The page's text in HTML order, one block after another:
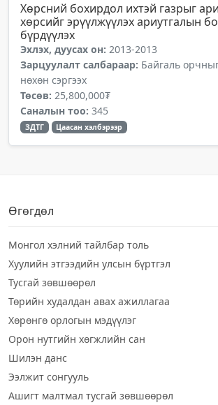
Хөрсний бохирдол ихтэй газрыг
хөрсийг эрүүлжүүлэх ариутгалын
бүрдүүлэх
Эхлэх, дуусах он: 2013-2013
Зарцуулалт салбараар: Байгаль
нөхөн сэргээх
Төсөв: 25,800,000₮
Саналын тоо: 345
ЗДТГ Цаасан хэлбэрээр
Өгөгдөл
Монгол хэлний тайлбар толь
Хуулийн этгээдийн улсын бүртгэл
Тусгай зөвшөөрөл
Төрийн худалдан авах ажиллагаа
Хөрөнгө орлогын мэдүүлэг
Орон нутгийн хөгжлийн сан
Шилэн данс
Ээлжит сонгууль
Ашигт малтмал тусгай зөвшөөрөл